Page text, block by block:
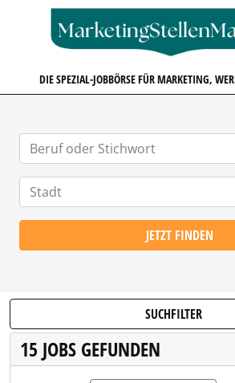
DIE SPEZIAL-JOBBÖRSE FÜR MARKETING,
JETZT FINDEN
SUCHFILTER
15 JOBS GEFUNDEN